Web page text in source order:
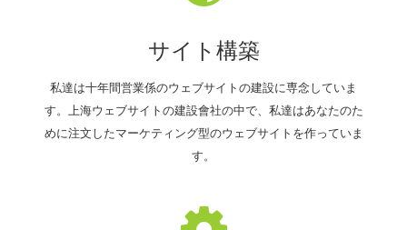
サイト構築
私達は十年間営業係のウェブサイトの建設に専念していま
す。上海ウェブサイトの建設會社の中で、私達はあなたのた
めに注文したマーケティング型のウェブサイトを作っていま
す。